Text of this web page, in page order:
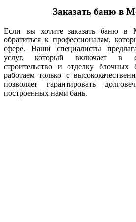
Заказать баню в
Если вы хотите заказать баню в
обратиться к профессионалам,
сфере. Наши специалисты
услуг, который включает в
строительство и отделку
работаем только с
позволяет гарантировать
построенных нами бань.